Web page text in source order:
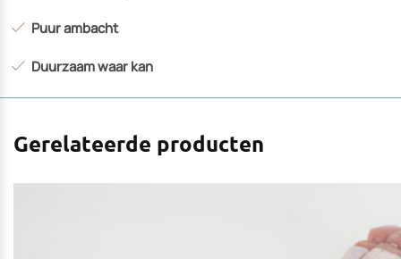
Puur ambacht
Duurzaam waar kan
Gerelateerde producten